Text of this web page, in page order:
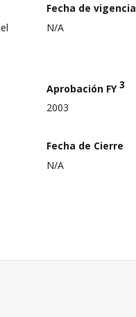
Fecha de vigencia
N/A
Aprobación FY3
2003
Fecha de Cierre
N/A